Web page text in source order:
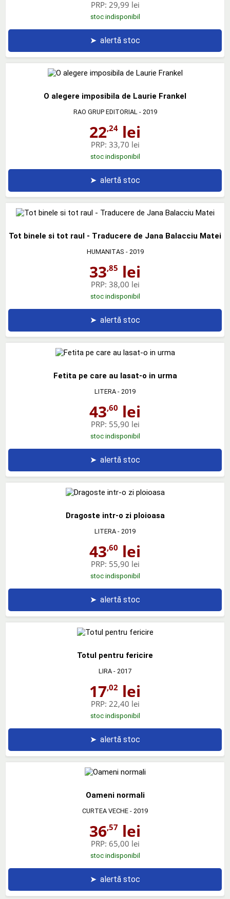
PRP: 29,99 lei
stoc indisponibil
➤ alertă stoc
O alegere imposibila de Laurie Frankel
RAO GRUP EDITORIAL - 2019
22,24 lei
PRP: 33,70 lei
stoc indisponibil
➤ alertă stoc
Tot binele si tot raul - Traducere de Jana Balacciu Matei
HUMANITAS - 2019
33,85 lei
PRP: 38,00 lei
stoc indisponibil
➤ alertă stoc
Fetita pe care au lasat-o in urma
LITERA - 2019
43,60 lei
PRP: 55,90 lei
stoc indisponibil
➤ alertă stoc
Dragoste intr-o zi ploioasa
LITERA - 2019
43,60 lei
PRP: 55,90 lei
stoc indisponibil
➤ alertă stoc
Totul pentru fericire
LIRA - 2017
17,02 lei
PRP: 22,40 lei
stoc indisponibil
➤ alertă stoc
Oameni normali
CURTEA VECHE - 2019
36,57 lei
PRP: 65,00 lei
stoc indisponibil
➤ alertă stoc